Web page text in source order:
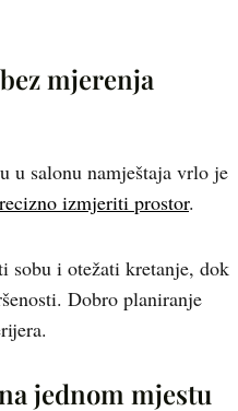
mjerenja
u salonu namještaja vrlo je
izmjeriti prostor.
sobu i otežati kretanje, dok
Dobro planiranje
jednom mjestu